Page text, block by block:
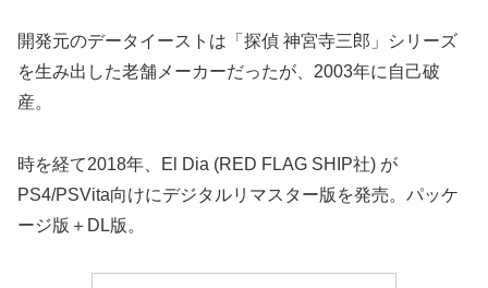
開発元のデータイーストは「探偵 神宮寺三郎」シリーズ
を生み出した老舗メーカーだったが、2003年に自己破
産。
時を経て2018年、El Dia (RED FLAG SHIP社) が
PS4/PSVita向けにデジタルリマスター版を発売。パッケ
ージ版＋DL版。